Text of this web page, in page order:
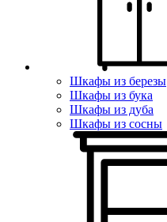
Шкафы из березы
Шкафы из бука
Шкафы из дуба
Шкафы из сосны